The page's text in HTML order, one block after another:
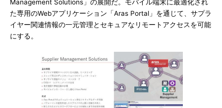
Management Solutions」の展開だ。モバイル端末に最適化され
た専用のWebアプリケーション「Aras Portal」を通じて、サプラ
イヤー関連情報の一元管理とセキュアなリモートアクセスを可能
にする。